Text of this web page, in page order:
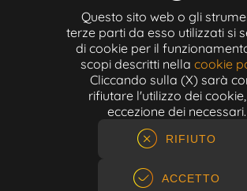
Questo sito web o gli
terze parti da esso utilizzati si
di cookie per il
scopi descritti nella cookie
Cliccando sulla (X) sarà
rifiutare l'utilizzo dei
eccezione dei necessari.
RIFIUTO
ACCETTO
+39 059.454622
info@victoriacinema.it
Partita IVA: 02603471208
N-REA: 452611
Capitale sociale: 300.000,00€